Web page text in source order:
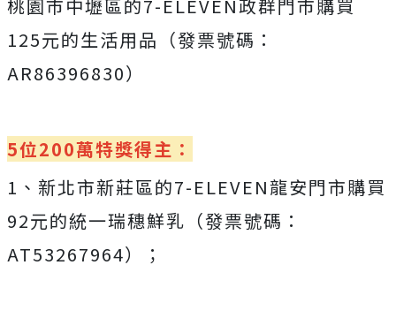
桃園市中壢區的7-ELEVEN政群門市購買
125元的生活用品（發票號碼：
AR86396830）
5位200萬特獎得主：
1、新北市新莊區的7-ELEVEN龍安門市購買
92元的統一瑞穗鮮乳（發票號碼：
AT53267964）；